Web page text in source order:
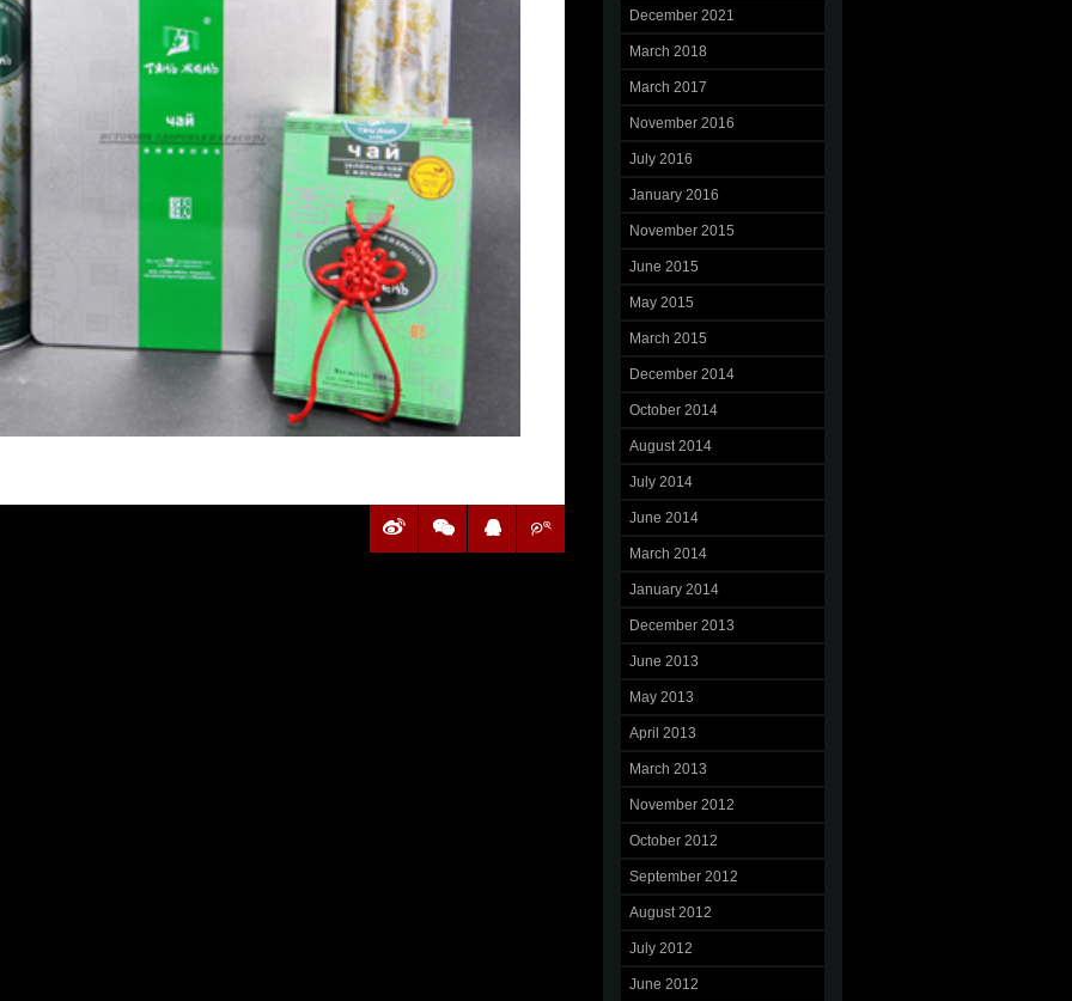
December 2021
March 2018
March 2017
November 2016
July 2016
January 2016
November 2015
June 2015
May 2015
March 2015
December 2014
October 2014
August 2014
July 2014
June 2014
March 2014
January 2014
December 2013
June 2013
May 2013
April 2013
March 2013
November 2012
October 2012
September 2012
August 2012
July 2012
June 2012